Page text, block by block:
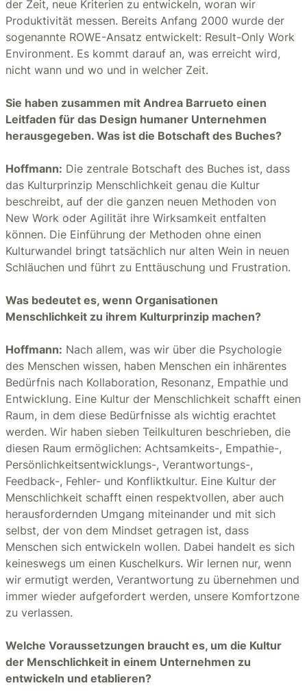
der Zeit, neue Kriterien zu entwickeln, woran wir
Produktivität messen. Bereits Anfang 2000 wurde der
sogenannte ROWE-Ansatz entwickelt: Result-Only Work
Environment. Es kommt darauf an, was erreicht wird,
nicht wann und wo und in welcher Zeit.
Sie haben zusammen mit Andrea Barrueto einen
Leitfaden für das Design humaner Unternehmen
herausgegeben. Was ist die Botschaft des Buches?
Hoffmann: Die zentrale Botschaft des Buches ist, dass
das Kulturprinzip Menschlichkeit genau die Kultur
beschreibt, auf der die ganzen neuen Methoden von
New Work oder Agilität ihre Wirksamkeit entfalten
können. Die Einführung der Methoden ohne einen
Kulturwandel bringt tatsächlich nur alten Wein in neuen
Schläuchen und führt zu Enttäuschung und Frustration.
Was bedeutet es, wenn Organisationen
Menschlichkeit zu ihrem Kulturprinzip machen?
Hoffmann: Nach allem, was wir über die Psychologie
des Menschen wissen, haben Menschen ein inhärentes
Bedürfnis nach Kollaboration, Resonanz, Empathie und
Entwicklung. Eine Kultur der Menschlichkeit schafft einen
Raum, in dem diese Bedürfnisse als wichtig erachtet
werden. Wir haben sieben Teilkulturen beschrieben, die
diesen Raum ermöglichen: Achtsamkeits-, Empathie-,
Persönlichkeitsentwicklungs-, Verantwortungs-,
Feedback-, Fehler- und Konfliktkultur. Eine Kultur der
Menschlichkeit schafft einen respektvollen, aber auch
herausfordernden Umgang miteinander und mit sich
selbst, der von dem Mindset getragen ist, dass
Menschen sich entwickeln wollen. Dabei handelt es sich
keineswegs um einen Kuschelkurs. Wir lernen nur, wenn
wir ermutigt werden, Verantwortung zu übernehmen und
immer wieder aufgefordert werden, unsere Komfortzone
zu verlassen.
Welche Voraussetzungen braucht es, um die Kultur
der Menschlichkeit in einem Unternehmen zu
entwickeln und etablieren?